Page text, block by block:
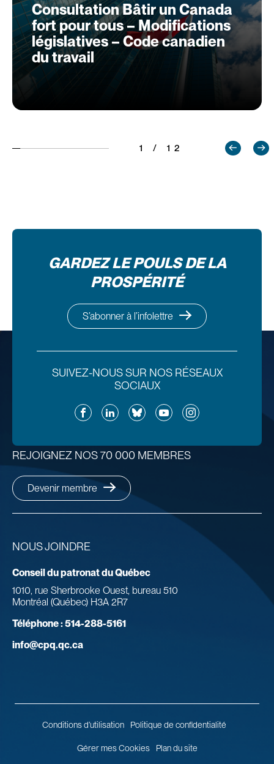
Consultation Bâtir un Canada
fort pour tous – Modifications
législatives – Code canadien
du travail
1 / 12
GARDEZ LE POULS DE LA
PROSPÉRITÉ
S’abonner à l’infolettre
SUIVEZ-NOUS SUR NOS RÉSEAUX
SOCIAUX
FacebookLinkedInBlueskyYouTubeInstagram
NOUS JOINDRE
Conseil du patronat du Québec
1010, rue Sherbrooke Ouest, bureau 510
Montréal (Québec) H3A 2R7
Téléphone :514-288-5161
info@cpq.qc.ca
REJOIGNEZ NOS 70 000 MEMBRES
Devenir membre
Conditions d’utilisation Politique de confidentialité
Gérer mes Cookies Plan du site